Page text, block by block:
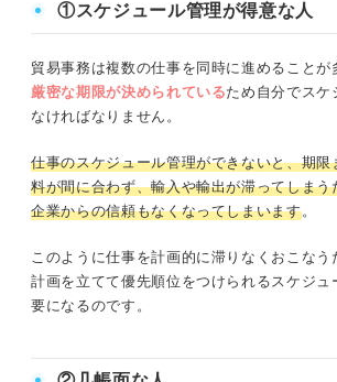
①スケジュール管理が得意な人
貿易事務は複数の仕事を同時に進めることが
厳密な期限が決められているため自分でスケ
なければなりません。
仕事のスケジュール管理ができないと、期限
料が間に合わず、輸入や輸出が滞ってしまう
企業からの信頼もなくなってしまいます。
このように仕事を計画的に滞りなくおこなう
計画を立てて優先順位をつけられるスケジュ
要になるのです。